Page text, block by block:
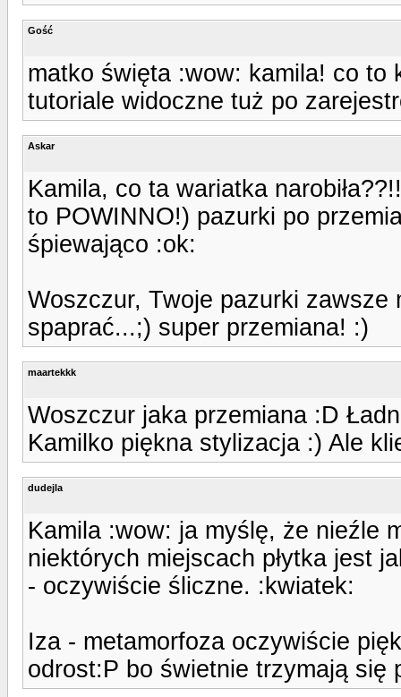
Gość
matko święta :wow: kamila! co to
tutoriale widoczne tuż po
Askar
Kamila, co ta wariatka
to POWINNO!) pazurki po
śpiewająco :ok:
Woszczur, Twoje pazurki zawsze
spaprać...;) super przemiana! :)
maartekkk
Woszczur jaka przemiana :D
Kamilko piękna stylizacja :) Ale
dudejla
Kamila :wow: ja myślę, że nieźle
niektórych miejscach płytka jest
- oczywiście śliczne. :kwiatek:
Iza - metamorfoza oczywiście
odrost:P bo świetnie trzymają się